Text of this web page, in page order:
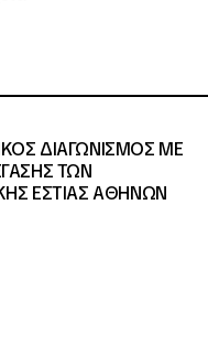
ΔΙΑΓΩΝΙΣΜΟΣ ΜΕ
ΤΩΝ
ΕΣΤΙΑΣ ΑΘΗΝΩΝ